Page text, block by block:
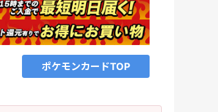
ポケモンカードTOP